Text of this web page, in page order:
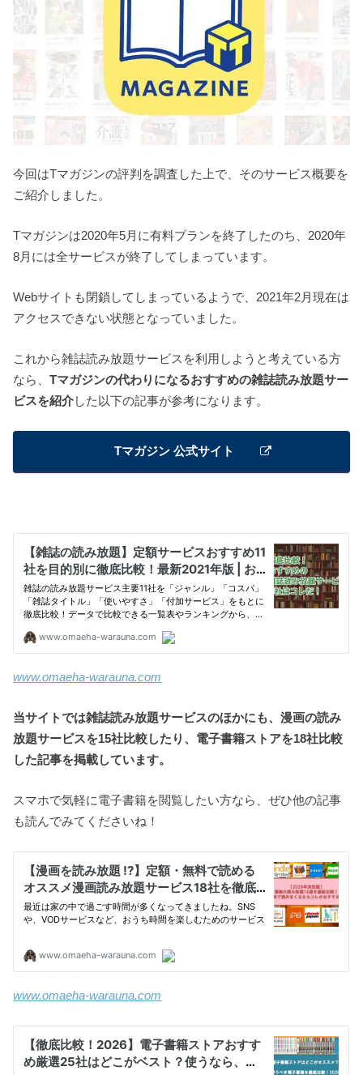
今回はTマガジンの評判を調査した上で、そのサービス概要を
ご紹介しました。
Tマガジンは2020年5月に有料プランを終了したのち、2020年
8月には全サービスが終了してしまっています。
Webサイトも閉鎖してしまっているようで、2021年2月現在は
アクセスできない状態となっていました。
これから雑誌読み放題サービスを利用しようと考えている方
なら、Tマガジンの代わりになるおすすめの雑誌読み放題サー
ビスを紹介した以下の記事が参考になります。
Tマガジン 公式サイト
www.omaeha-warauna.com
当サイトでは雑誌読み放題サービスのほかにも、漫画の読み
放題サービスを15社比較したり、電子書籍ストアを18社比較
した記事を掲載しています。
スマホで気軽に電子書籍を閲覧したい方なら、ぜひ他の記事
も読んでみてくださいね！
www.omaeha-warauna.com